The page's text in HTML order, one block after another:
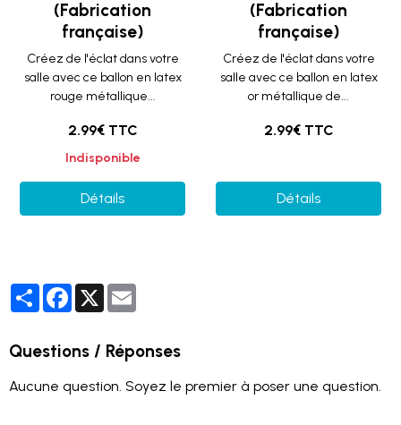
(Fabrication
française)
Créez de l'éclat dans votre
salle avec ce ballon en latex
rouge métallique...
2.99€ TTC
Indisponible
Détails
(Fabrication
française)
Créez de l'éclat dans votre
salle avec ce ballon en latex
or métallique de...
2.99€ TTC
Détails
PartagerFacebook
X
Questions / Réponses
Aucune question. Soyez le premier à poser une question.